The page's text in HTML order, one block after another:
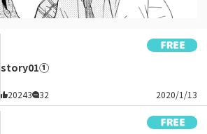
story01①
20243 32 2020/1/13